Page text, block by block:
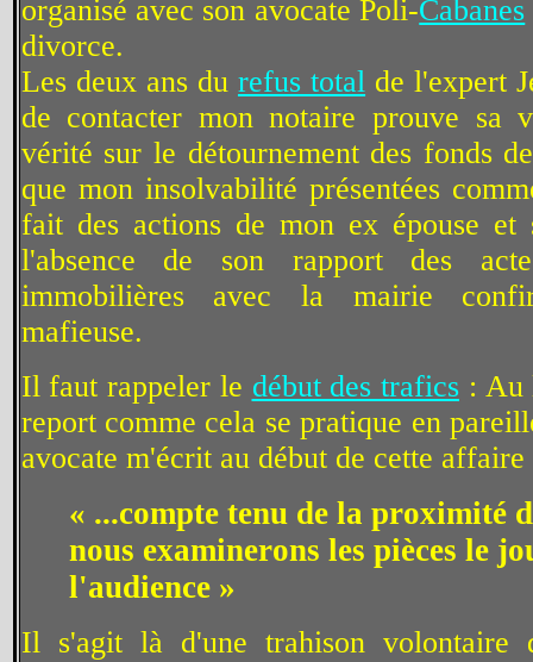
organisé avec son avocate Poli-Cabanes
divorce.
Les deux ans du refus total de l'expert
de contacter mon notaire prouve sa
vérité sur le détournement des fonds
que mon insolvabilité présentées
fait des actions de mon ex épouse
l'absence de son rapport des
immobilières avec la mairie
mafieuse.
Il faut rappeler le début des trafics : Au
report comme cela se pratique en
avocate m'écrit au début de cette
« ...compte tenu de la proximité
nous examinerons les pièces le
l'audience »
Il s'agit là d'une trahison volontaire